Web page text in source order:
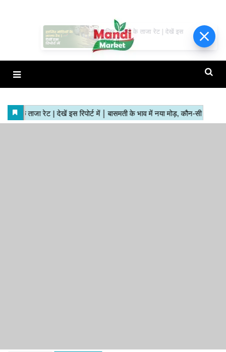
हाजिर मंडियों के ताजा रेट | देखें इस
रिपोर्ट में